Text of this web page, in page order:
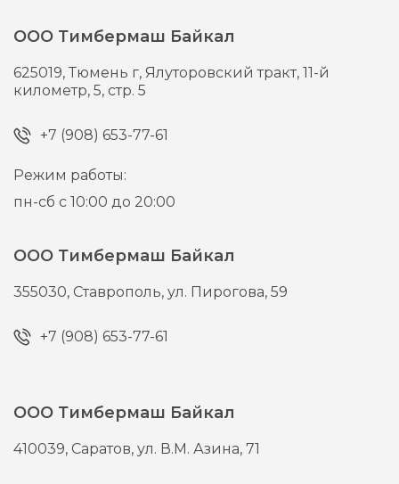
ООО Тимбермаш Байкал
625019,Тюмень г, Ялуторовский тракт, 11-й
километр, 5, стр. 5
+7 (908) 653-77-61
Режим работы:
пн-сб с 10:00 до 20:00
ООО Тимбермаш Байкал
355030, Ставрополь,ул. Пирогова, 59
+7 (908) 653-77-61
ООО Тимбермаш Байкал
410039, Саратов,ул. В.М. Азина, 71